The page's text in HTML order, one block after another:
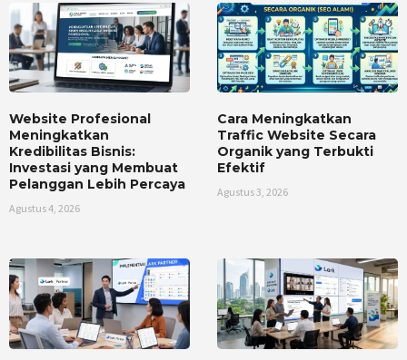
Website Profesional
Meningkatkan
Kredibilitas Bisnis:
Investasi yang Membuat
Pelanggan Lebih Percaya
Agustus 4, 2026
Cara Meningkatkan
Traffic Website Secara
Organik yang Terbukti
Efektif
Agustus 3, 2026